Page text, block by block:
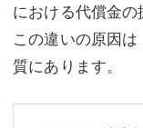
における代償金の
この違いの原因
質にあります。